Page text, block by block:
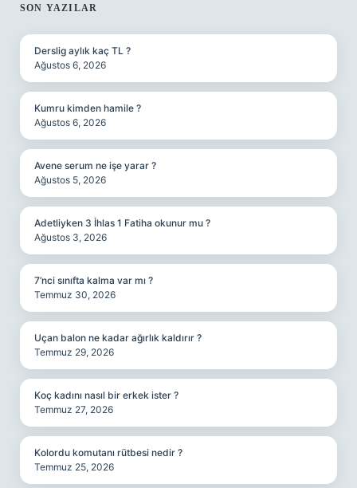
SIDEBAR
SON YAZILAR
Derslig aylık kaç TL ?
Ağustos 6, 2026
Kumru kimden hamile ?
Ağustos 6, 2026
Avene serum ne işe yarar ?
Ağustos 5, 2026
Adetliyken 3 İhlas 1 Fatiha okunur mu ?
Ağustos 3, 2026
7’nci sınıfta kalma var mı ?
Temmuz 30, 2026
Uçan balon ne kadar ağırlık kaldırır ?
Temmuz 29, 2026
Koç kadını nasıl bir erkek ister ?
Temmuz 27, 2026
Kolordu komutanı rütbesi nedir ?
Temmuz 25, 2026